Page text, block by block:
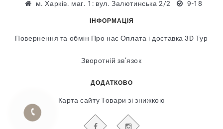
м. Харків. маг. 1: вул. Залютинська 2/2 9-18
ІНФОРМАЦІЯ
Повернення та обмін Про нас Оплата і доставка 3D Тур
Зворотній зв’язок
ДОДАТКОВО
Карта сайту Товари зі знижкою